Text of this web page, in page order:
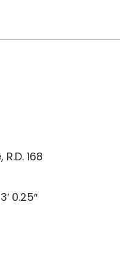
168
0.25″